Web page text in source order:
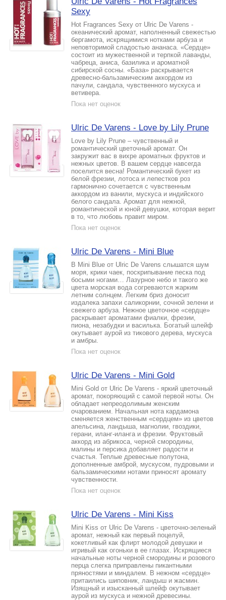
Sexy
Hot Fragrances Sexy от Ulric De Varens -
океанический аромат, наполненный свежестью
бергамота, искрящимися нотками арбуза и
неповторимой сладостью ананаса. «Сердце»
состоит из мужественной и терпкой лаванды,
чабреца, аниса, базилика и ароматной
сибирской сосны. «База» раскрывается
древесно-бальзамическим аккордом из
пачули, сандала, чувственного мускуса и
ветивера.
Пока нет оценок
Ulric De Varens - Love by Lily Prune
Love by Lily Prune – чувственный и
романтический цветочный аромат. Он
закружит вас в вихре ароматных фруктов и
нежных цветов. В вашем сердце навсегда
поселится весна! Романтический букет из
белой фрезии, лотоса и лепестков роз
гармонично сочетается с чувственным
аккордом из ванили, мускуса и индийского
белого сандала. Аромат для нежной,
романтической и юной девушки, которая верит
в то, что любовь правит миром.
Пока нет оценок
Ulric De Varens - Mini Blue
В Mini Blue от Ulric De Varens слышатся шум
моря, крики чаек, поскрипывание песка под
босыми ногами… Лазурное небо и такого же
цвета морская вода согреваются жарким
летним солнцем. Легким бриз доносит
издалека запахи саликорнии, сочной зелени и
свежего арбуза. Нежное цветочное «сердце»
раскрывает ароматами фиалки, фрезии,
пиона, незабудки и василька. Богатый шлейф
окутывает аурой из тикового дерева, мускуса
и амбры.
Пока нет оценок
Ulric De Varens - Mini Gold
Mini Gold от Ulric De Varens - яркий цветочный
аромат, покоряющий с самой первой ноты. Он
обладает непреодолимым женским
очарованием. Начальная нота кардамона
сменяется женственным «сердцем» из цветов
апельсина, ландыша, магнолии, гвоздики,
герани, иланг-иланга и фрезии. Фруктовый
аккорд из абрикоса, черной смородины,
малины и персика добавляет радости и
счастья. Теплые древесные полутона,
дополненные амброй, мускусом, пудровыми и
бальзамическими нотами приносят аромату
чувственности.
Пока нет оценок
Ulric De Varens - Mini Kiss
Mini Kiss от Ulric De Varens - цветочно-зеленый
аромат, нежный как первый поцелуй,
кокетливый как флирт молодой девушки и
игривый как огоньки в ее глазах. Искрящиеся
начальные ноты черной смородины и розового
перца слегка приправлены пикантными
пряностями и миндалем. В нежном «сердце»
притаились шиповник, ландыш и жасмин.
Изящный и изысканный шлейф окутывает
аурой из мускуса и нежной древесины.